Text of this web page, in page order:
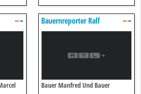
Bauernreporter Ralf
Bauer Manfred Und Bauer